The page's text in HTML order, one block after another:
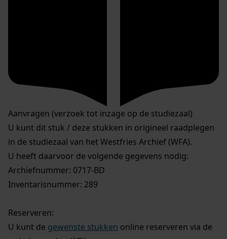
Aanvragen (verzoek tot inzage op de studiezaal)
U kunt dit stuk / deze stukken in origineel raadplegen
in de studiezaal van het Westfries Archief (WFA).
U heeft daarvoor de volgende gegevens nodig:
Archiefnummer: 0717-BD
Inventarisnummer: 289
Reserveren:
U kunt de gewenste stukken online reserveren via de